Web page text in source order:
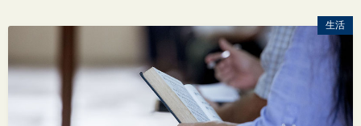
生活